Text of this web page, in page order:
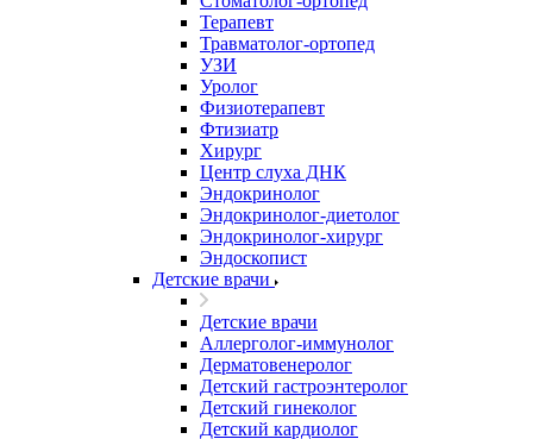
Терапевт
Травматолог-ортопед
УЗИ
Уролог
Физиотерапевт
Фтизиатр
Хирург
Центр слуха ДНК
Эндокринолог
Эндокринолог-диетолог
Эндокринолог-хирург
Эндоскопист
Детские врачи
Детские врачи
Аллерголог-иммунолог
Дерматовенеролог
Детский гастроэнтеролог
Детский гинеколог
Детский кардиолог